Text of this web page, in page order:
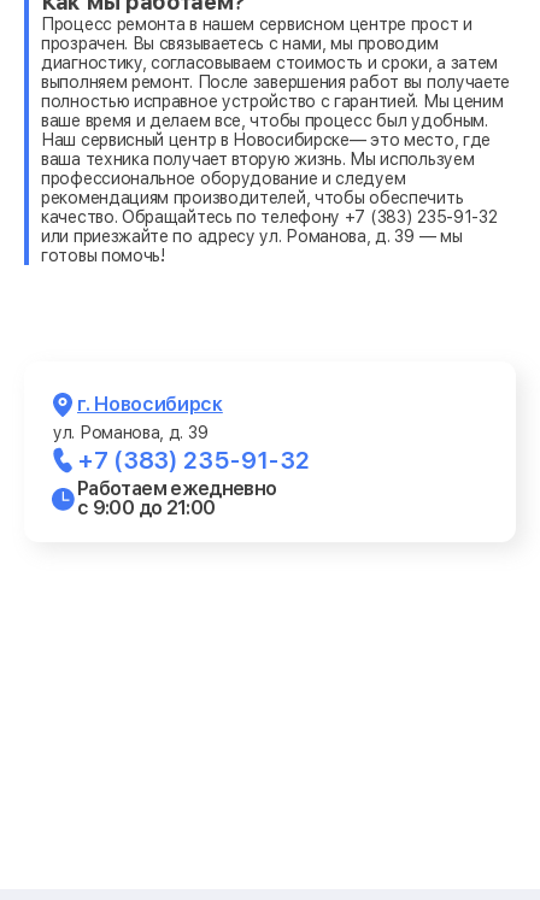
Процесс ремонта в нашем сервисном центре прост и
прозрачен. Вы связываетесь с нами, мы проводим
диагностику, согласовываем стоимость и сроки, а затем
выполняем ремонт. После завершения работ вы получаете
полностью исправное устройство с гарантией. Мы ценим
ваше время и делаем все, чтобы процесс был удобным.
Наш сервисный центр в Новосибирске— это место, где
ваша техника получает вторую жизнь. Мы используем
профессиональное оборудование и следуем
рекомендациям производителей, чтобы обеспечить
качество. Обращайтесь по телефону +7 (383) 235-91-32
или приезжайте по адресу ул. Романова, д. 39 — мы
готовы помочь!
г. Новосибирск
ул. Романова, д. 39
+7 (383) 235-91-32
Работаем ежедневно
с 9:00 до 21:00